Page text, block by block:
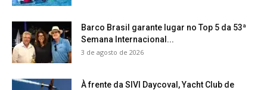
Barco Brasil garante lugar no Top 5 da 53ª
Semana Internacional...
3 de agosto de 2026
À frente da SIVI Daycoval, Yacht Club de